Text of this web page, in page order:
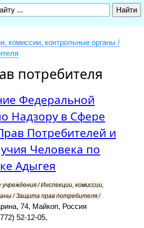
комиссии, контрольные органы /
потребителя
Федеральной
Надзору в Сфере
Потребителей и
Человека по
Адыгея
/ Инспекции, комиссии,
/ Защита прав потребителя /
74, Майкоп, Россия
52-12-05,